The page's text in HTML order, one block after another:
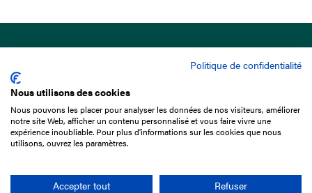
15 Boulevard de Douaumont
75017 Paris
01 49 10 20 29
Rechercher
Politique de confidentialité
Nous utilisons des cookies
Nous pouvons les placer pour analyser les données de nos visiteurs, améliorer
notre site Web, afficher un contenu personnalisé et vous faire vivre une
expérience inoubliable. Pour plus d'informations sur les cookies que nous
utilisons, ouvrez les paramètres.
Accepter tout
Refuser